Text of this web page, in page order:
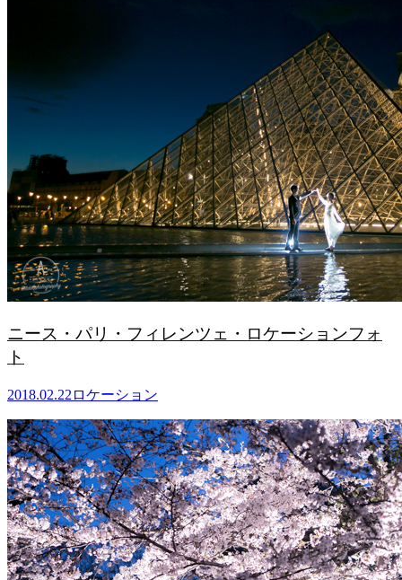
ニース・パリ・フィレンツェ・ロケーションフォ
ト
2018.02.22 ロケーション